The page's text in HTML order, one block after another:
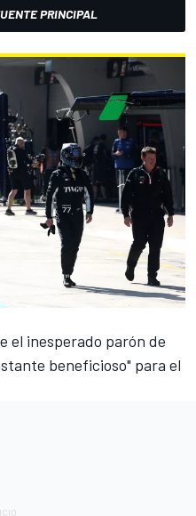
PRINCIPAL
el inesperado parón de
beneficioso" para el